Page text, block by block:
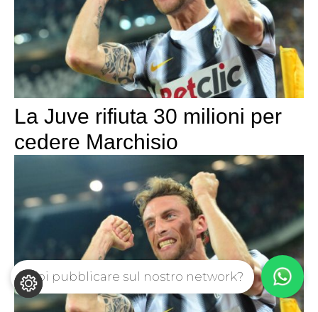
La Juve rifiuta 30 milioni per
cedere Marchisio
Vuoi pubblicare sul nostro network?